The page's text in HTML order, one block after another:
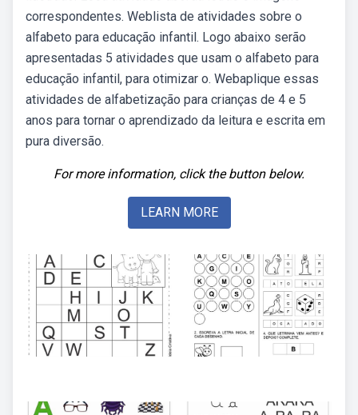
correspondentes. Weblista de atividades sobre o
alfabeto para educação infantil. Logo abaixo serão
apresentadas 5 atividades que usam o alfabeto para
educação infantil, para otimizar o. Webaplique essas
atividades de alfabetização para crianças de 4 e 5
anos para tornar o aprendizado da leitura e escrita em
pura diversão.
For more information, click the button below.
LEARN MORE